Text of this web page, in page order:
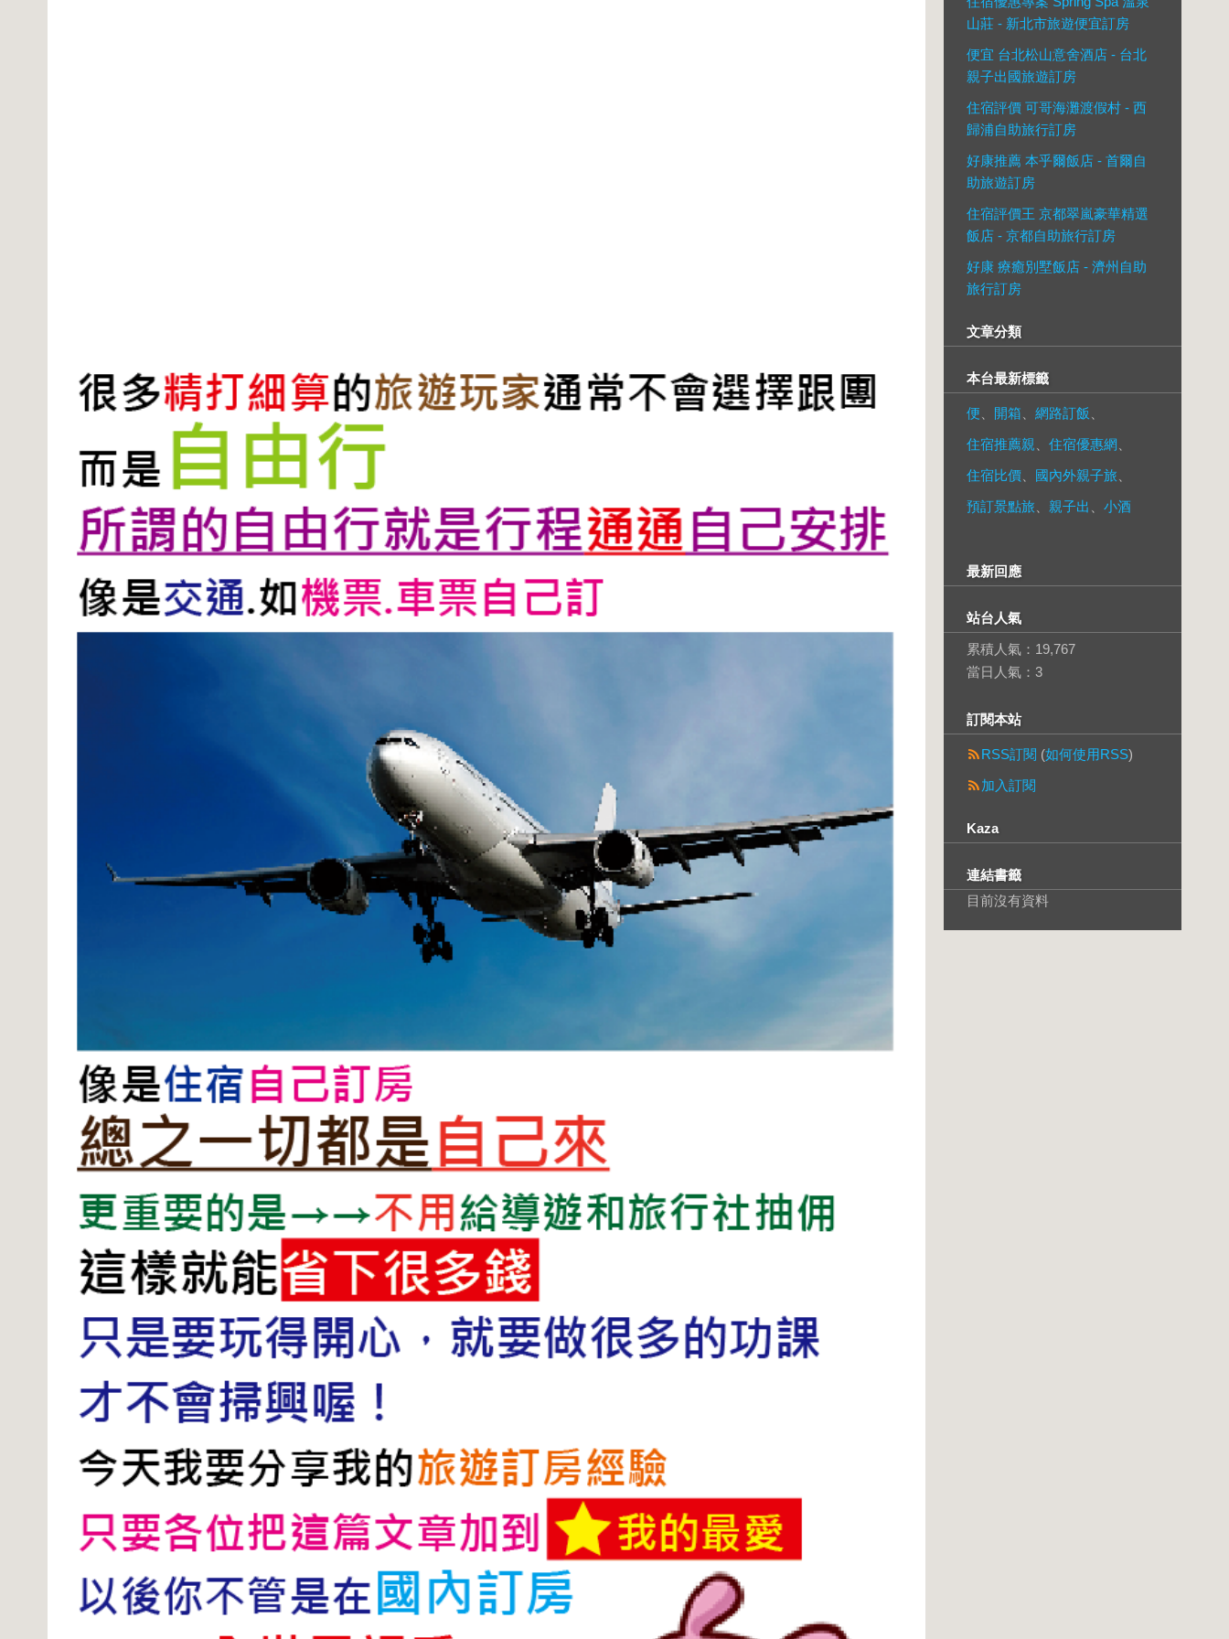
山莊 - 新北市旅遊便宜訂房
便宜 台北松山意舍酒店 - 台北
親子出國旅遊訂房
住宿評價 可哥海灘渡假村 - 西
歸浦自助旅行訂房
好康推薦 本乎爾飯店 - 首爾自
助旅遊訂房
住宿評價王 京都翠嵐豪華精選
飯店 - 京都自助旅行訂房
好康 療癒別墅飯店 - 濟州自助
旅行訂房
文章分類
本台最新標籤
便 開箱 網路訂飯
住宿推薦親
住宿優惠網
住宿比價
國內外親子旅
預訂景點旅
親子出 小酒
最新回應
站台人氣
累積人氣： 19,767
當日人氣： 3
訂閱本站
RSS訂閱 (如何使用RSS)
加入訂閱
Kaza
連結書籤
目前沒有資料